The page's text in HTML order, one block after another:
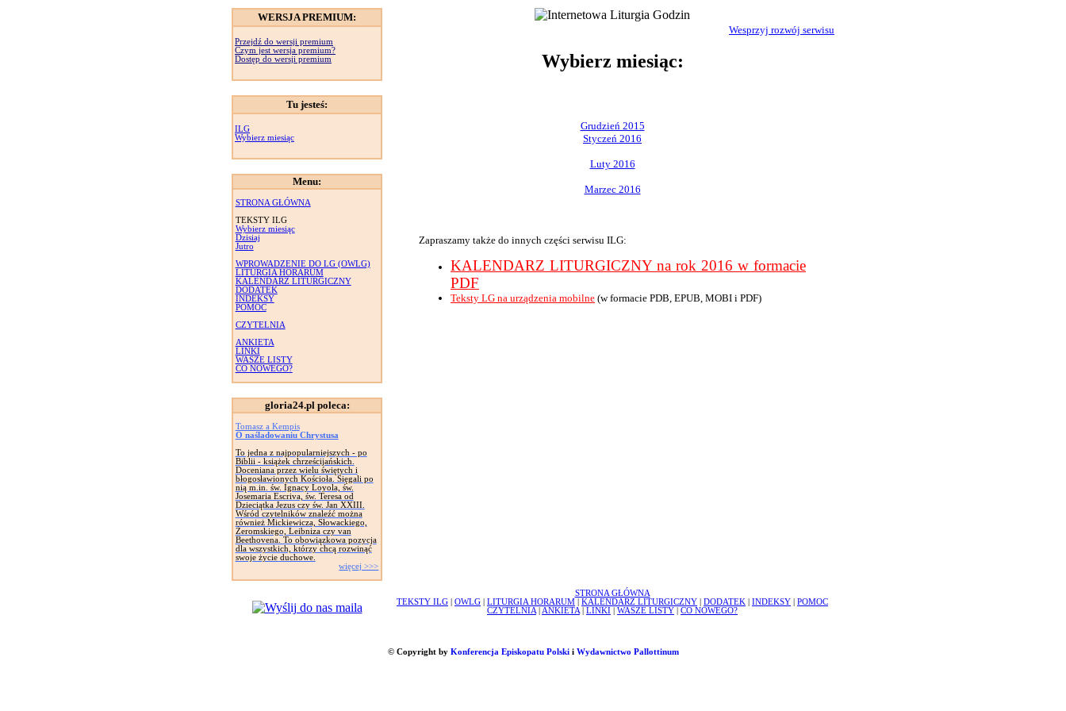
WERSJA PREMIUM:
Przejdź do wersji premium
Czym jest wersja premium?
Dostęp do wersji premium
Tu jesteś:
ILG
Wybierz miesiąc
Menu:
STRONA GŁÓWNA
TEKSTY ILG
Wybierz miesiąc
Dzisiaj
Jutro
WPROWADZENIE DO LG (OWLG)
LITURGIA HORARUM
KALENDARZ LITURGICZNY
DODATEK
INDEKSY
POMOC
CZYTELNIA
ANKIETA
LINKI
WASZE LISTY
CO NOWEGO?
gloria24.pl poleca:
Tomasz a Kempis
O naśladowaniu Chrystusa
To jedna z najpopularniejszych - po
Biblii - książek chrześcijańskich.
Doceniana przez wielu świętych i
błogosławionych Kościoła. Sięgali po
nią m.in. św. Ignacy Loyola, św.
Josemaria Escriva, św. Teresa od
Dzieciątka Jezus czy św. Jan XXIII.
Wśród czytelników znaleźć można
również Mickiewicza, Słowackiego,
Żeromskiego, Leibniza czy van
Beethovena. To obowiązkowa pozycja
dla wszystkich, którzy chcą rozwinąć
swoje życie duchowe.
więcej >>>
Wesprzyj rozwój serwisu
Wybierz miesiąc:
Grudzień 2015
Styczeń 2016
Luty 2016
Marzec 2016
Zapraszamy także do innych części serwisu ILG:
KALENDARZ LITURGICZNY na rok 2016 w formacie
PDF
Teksty LG na urządzenia mobilne (w formacie PDB, EPUB, MOBI i PDF)
STRONA GŁÓWNA
TEKSTY ILG
OWLG LITURGIA HORARUM KALENDARZ LITURGICZNY DODATEK INDEKSY
POMOC
CZYTELNIA
ANKIETA LINKI WASZE LISTY CO NOWEGO?
© Copyright by Konferencja Episkopatu Polskii Wydawnictwo Pallottinum